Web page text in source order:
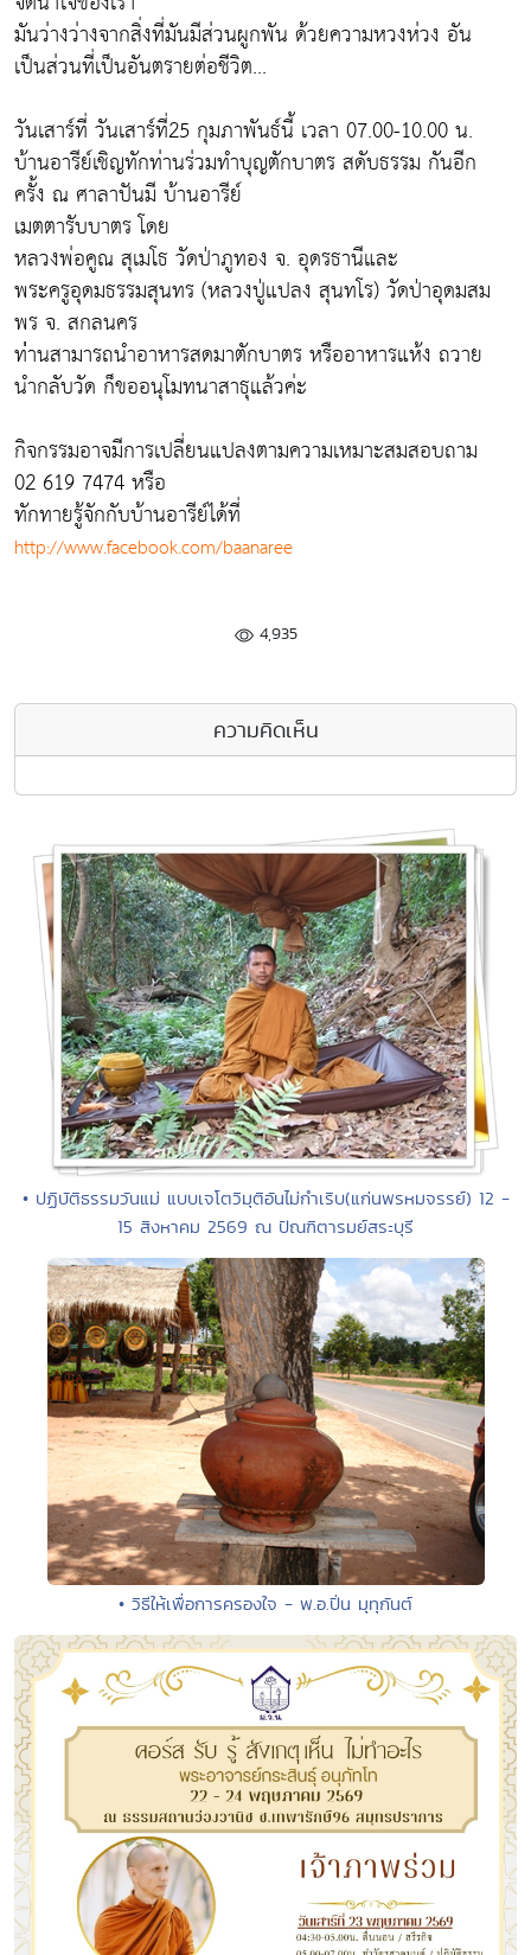
มันว่างว่างจากสิ่งที่มันมีส่วนผูกพัน ด้วยความหวงห่วง อัน
เป็นส่วนที่เป็นอันตรายต่อชีวิต...
วันเสาร์ที่ วันเสาร์ที่25 กุมภาพันธ์นี้ เวลา 07.00-10.00 น.
บ้านอารีย์เชิญทักท่านร่วมทำบุญตักบาตร สดับธรรม กันอีก
ครั้ง ณ ศาลาปันมี บ้านอารีย์
เมตตารับบาตร โดย
หลวงพ่อคูณ สุเมโธ วัดป่าภูทอง จ. อุดรธานีและ
พระครูอุดมธรรมสุนทร (หลวงปู่แปลง สุนทโร) วัดป่าอุดมสม
พร จ. สกลนคร
ท่่านสามารถนำอาหารสดมาตักบาตร หรืออาหารแห้ง ถวาย
นำกลับวัด ก็ขออนุโมทนาสาธุแล้วค่ะ
กิจกรรมอาจมีการเปลี่ยนแปลงตามความเหมาะสมสอบถาม
02 619 7474 หรือ
ทักทายรู้จักกับบ้านอารีย์ได้ที่
http://www.facebook.com/baanaree
4,935
ความคิดเห็น
• ปฏิบัติธรรมวันแม่ แบบเจโตวิมุติอันไม่กำเริบ(แก่นพรหมจรรย์) 12 -
15 สิงหาคม 2569 ณ ปัณฑิตารมย์สระบุรี
• วิธีให้เพื่อการครองใจ - พ.อ.ปิ่น มุทุกันต์